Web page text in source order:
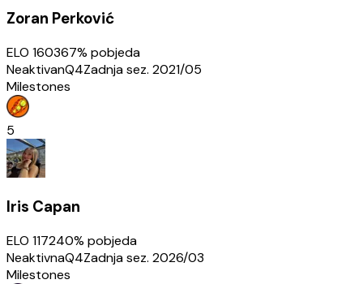
Zoran Perković
ELO 160367% pobjeda
NeaktivanQ4Zadnja sez. 2021/05
Milestones
5
Iris Capan
ELO 117240% pobjeda
NeaktivnaQ4Zadnja sez. 2026/03
Milestones